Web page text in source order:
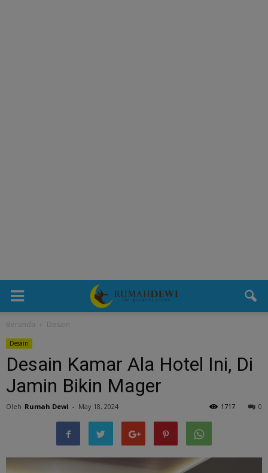
Beranda Desain
Desain
Desain Kamar Ala Hotel Ini, Di
Jamin Bikin Mager
Oleh Rumah Dewi - May 18, 2024 0
1717